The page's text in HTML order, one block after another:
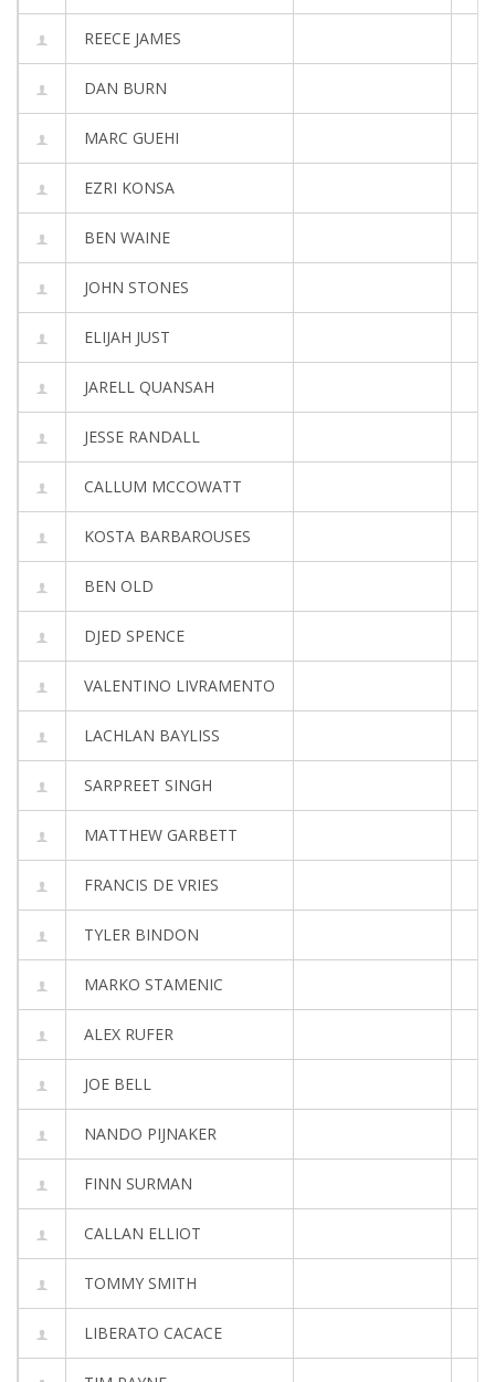
REECE JAMES
DAN BURN
MARC GUEHI
EZRI KONSA
BEN WAINE
JOHN STONES
ELIJAH JUST
JARELL QUANSAH
JESSE RANDALL
CALLUM MCCOWATT
KOSTA BARBAROUSES
BEN OLD
DJED SPENCE
VALENTINO LIVRAMENTO
LACHLAN BAYLISS
SARPREET SINGH
MATTHEW GARBETT
FRANCIS DE VRIES
TYLER BINDON
MARKO STAMENIC
ALEX RUFER
JOE BELL
NANDO PIJNAKER
FINN SURMAN
CALLAN ELLIOT
TOMMY SMITH
LIBERATO CACACE